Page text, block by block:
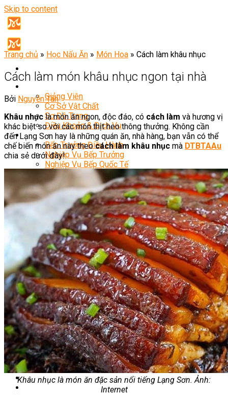
Skip to content
Giảng Viên
Cơ Sở Vật Chất
Sơ Đồ Trang
Điều Khoản & Dịch Vụ
Khóa Học
Bếp Trưởng Điều Hành
Nghiệp Vụ Bếp Trưởng
Nghiệp Vụ Bếp Quốc Tế
Master Class
Bếp Trưởng Bếp Á
Bếp Trưởng Bếp Âu
Bếp Trưởng Bếp Nhật
Bếp Trưởng Bếp Việt
Bếp Trưởng Bếp Hoa
Nghiệp Vụ Bếp Hàn
Nghiệp Vụ Bếp Thái
Nghiệp Vụ Quản Lý Bếp
Nghiệp Vụ Bếp Phụ
Khóa Học Eat Clean
Khóa Học Food Stylist
Khởi Sự Kinh Doanh Nhà Hàng
Nghiệp Vụ Bếp Chay
Điểm Tâm Hồng Kông
Học Cắt Tỉa Rau Củ Quả
Học Nấu Ăn Gia Đình
Học Mở Quán Kinh Doanh
Khóa Học Khởi Sự Kinh Doanh Ngành F&B
Bí Quyết Kinh Doanh Và Vận Hành Mô Hình Ẩm
Thực
Khai Giảng
Mẹo Nấu Ăn
Trang chủ » Học Nấu Ăn » Món Hoa » Cách làm khâu nhục
Cách làm món khâu nhục ngon tại nhà
Bởi Nguyễn Tân
Khâu nhụclà món ăn ngon, độc đáo, có cách làm và hương vị
khác biệt so với các món thịt heo thông thưởng. Không cần
đến Lạng Sơn hay là những quán ăn, nhà hàng, bạn vẫn có thể
chế biến món ăn này theocách làm khâu nhục mà DTBTAAu
chia sẻ dưới đây!
Khâu nhục là món ăn đặc sản nổi tiếng Lạng Sơn. Ảnh:
Internet